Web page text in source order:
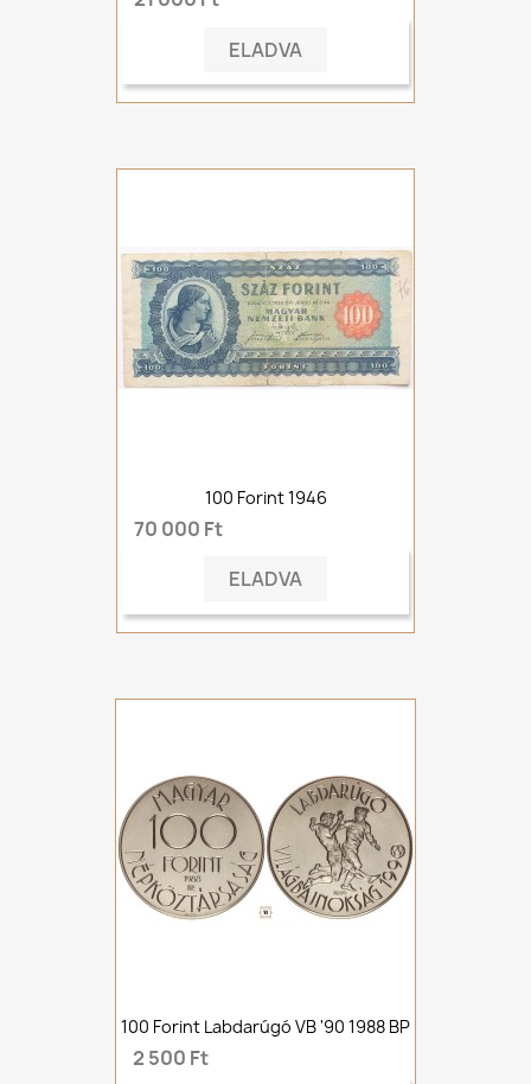
ELADVA
100 Forint 1946
70 000 Ft
ELADVA
100 Forint Labdarúgó VB '90 1988 BP
2 500 Ft